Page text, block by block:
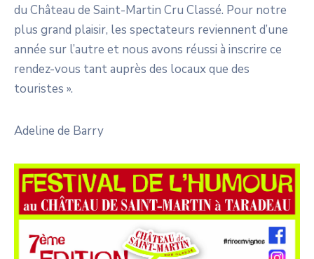
du Château de Saint-Martin Cru Classé. Pour notre
plus grand plaisir, les spectateurs reviennent d’une
année sur l’autre et nous avons réussi à inscrire ce
rendez-vous tant auprès des locaux que des
touristes ».
Adeline de Barry